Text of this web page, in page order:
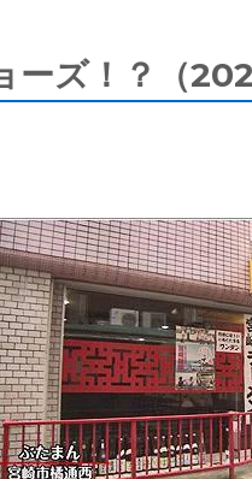
ズ！？（